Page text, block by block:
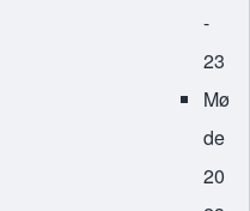
-
23
Mø
de
20